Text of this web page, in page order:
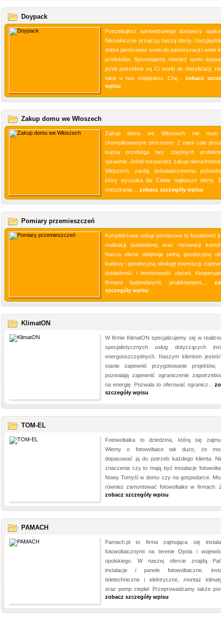
Doypack
Potrzebujesz sprawdzonego dostawcy
Niezwłocznie przejrzyj naszą ofertę.
dobre jakościowo worki do pasteryzacji i wiele
produktów. Sprzedajemy również worki
jeżeli potrzebne są Ci worki do sterylizacji,
takie u nas znajdziesz. Chę... zobacz
wpisu
Zakup domu we Włoszech
Zakup domu we Włoszech nie
skomplikowanym procesem. Z nami cała
kupna przebiega bez zbędnych
sprawnie. Jeżeli rozważasz zakup
Włoszech, zaufaj doświadczonemu
który wyszuka dla Ciebie najlepsze oferty.
mieszkania ... zobacz szczegóły wpisu
Pomiary przemieszczeń
Kompleksowe usługi pomiarowe to fundament
realizacji budowlanej oraz renowacji
Nasza oferta obejmuje pełną geodezyjną
budowy i geodezyjną obsługę inwestycji,
dokładność i terminowość zleceń.
firmami budowlanymi, projektantami,...
szczegóły wpisu
KlimatON
W firmie KlimatON specjalizujemy się w
specjalistycznych usług dotyczących
energooszczędnych. Naszym klientom
stanie zapewnić przygotowanie projektów,
pozwalają zapewnić ograniczenie
na energię. Pozwala to oferować ogranicz...
szczegóły wpisu
TOM-EL
Fotowoltaika to dziedzina, którą się
Wiemy o fotowoltaice tak dużo, że
dopasować ją do potrzeb każdego klienta.
znaczenia czy to mają być instalacje
Nowy Tomyśl w domu czy na gospodarce.
również zamontować fotowoltaike w firmach.
zobacz szczegóły wpisu
PAMACH
Pamach.pl to firma zajmująca się
fotowoltaicznymi na terenie Opola i
opolskiego. W naszej ofercie znajdą
instalacje i panele fotowoltaiczne,
teletechniczne i elektryczne, montaż
oraz pomp ciepła! Przeprowadzamy także
zobacz szczegóły wpisu